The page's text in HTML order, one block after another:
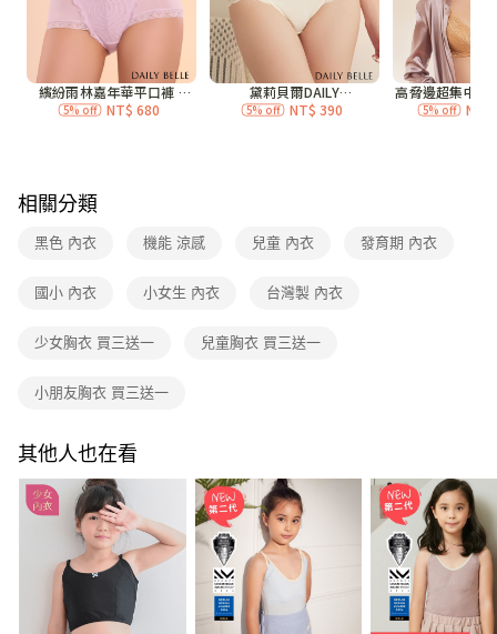
付款後7-11取貨
每筆NT$70，滿NT$3,000(含以上)免運費
宅配
每筆NT$120，滿NT$3,000(含以上)免運費
海外
相關分類
黑色 內衣 機能 涼感 兒童 內衣 發育期 內衣
國小 內衣 小女生 內衣 台灣製 內衣
少女胸衣 買三送一 兒童胸衣 買三送一
小朋友胸衣 買三送一
其他人也在看